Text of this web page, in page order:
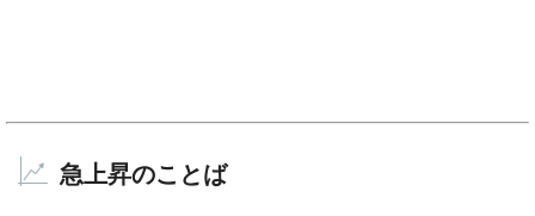
急上昇のことば